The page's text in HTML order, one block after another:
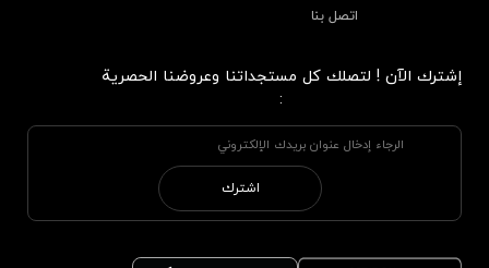
اتصل بنا
إشترك الآن ! لتصلك كل مستجداتنا وعروضنا الحصرية
:
اشترك